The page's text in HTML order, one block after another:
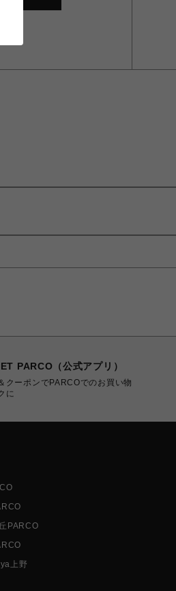
PARCO（公式アプリ）
クーポンでPARCOでのお買い物
に
PARCO
上野